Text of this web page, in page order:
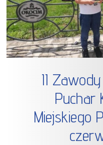
II
Puchar
Miejskiego